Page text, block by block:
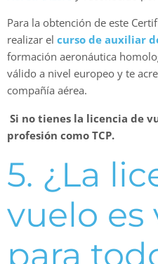
Para la obtención de este
realizar el curso de auxiliar
formación aeronáutica
válido a nivel europeo y te
compañía aérea.
Si no tienes la licencia de
profesión como TCP.
5. ¿La
vuelo es
para